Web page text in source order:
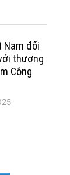
Nam đối
thương
Cộng